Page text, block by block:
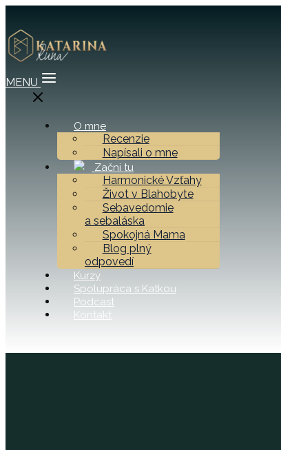
MENU
O mne
Recenzie
Napísali o mne
Začni tu
Harmonické Vzťahy
Život v Blahobyte
Sebavedomie
a sebaláska
Spokojná Mama
Blog plný
odpovedí
Kurzy
Spolupráca s Katkou
Podcast
Kontakt